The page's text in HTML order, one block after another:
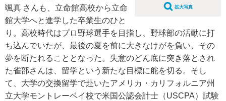
拡大写真
颯真 さんも、立命館高校から立命
館大学へと進学した卒業生のひと
り。高校時代はプロ野球選手を目指し、野球部の活動に打
ち込んでいたが、最後の夏を前に大きなけがを負い、その
夢を断たれることとなった。失意のどん底に突き落とされ
た雀部さんは、留学という新たな目標に舵を切る。そし
て、大学の交換留学で赴いたアメリカ・カリフォルニア州
立大学モントレーベイ校で米国公認会計士（USCPA）試験